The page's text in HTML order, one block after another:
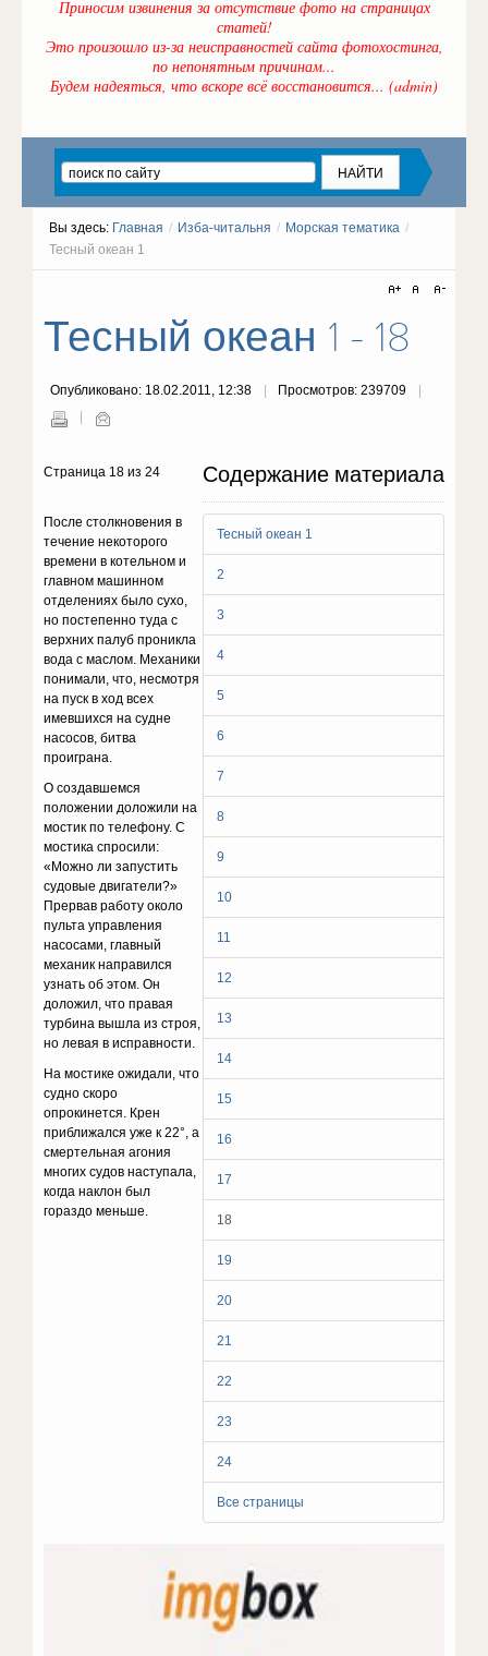
Приносим извинения за отсутствие фото на страницах
статей!
Это произошло из-за неисправностей сайта фотохостинга,
по непонятным причинам...
Будем надеяться, что вскоре всё восстановится... (admin)
Вы здесь: Главная / Изба-читальня / Морская тематика /
Тесный океан 1
Тесный океан 1 - 18
Опубликовано: 18.02.2011, 12:38 Просмотров: 239709
Содержание материала
Тесный океан 1
2
3
4
5
6
7
8
9
10
11
12
13
14
15
16
17
18
19
20
21
22
23
24
Все страницы
Страница 18 из 24
После столкновения в
течение некоторого
времени в котельном и
главном машинном
отделениях было сухо,
но постепенно туда с
верхних палуб проникла
вода с маслом. Механики
понимали, что, несмотря
на пуск в ход всех
имевшихся на судне
насосов, битва
проиграна.
О создавшемся
положении доложили на
мостик по телефону. С
мостика спросили:
«Можно ли запустить
судовые двигатели?»
Прервав работу около
пульта управления
насосами, главный
механик направился
узнать об этом. Он
доложил, что правая
турбина вышла из строя,
но левая в исправности.
На мостике ожидали, что
судно скоро
опрокинется. Крен
приближался уже к 22°, а
смертельная агония
многих судов наступала,
когда наклон был
гораздо меньше.